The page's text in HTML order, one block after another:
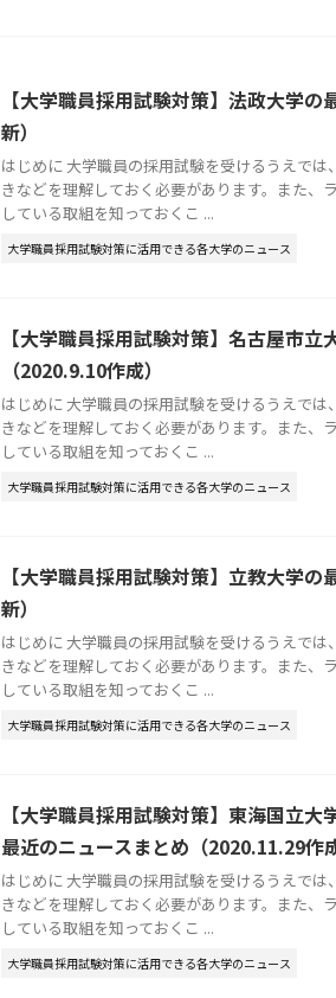
【大学職員採用試験対策】法政大学
新）
はじめに 大学職員の採用試験を受けるうえで
きなどを理解しておく必要があります。また、
している取組を知っておくこ ...
大学職員採用試験対策に活用できる各大学のニュース
【大学職員採用試験対策】名古屋市
（2020.9.10作成）
はじめに 大学職員の採用試験を受けるうえで
きなどを理解しておく必要があります。また、
している取組を知っておくこ ...
大学職員採用試験対策に活用できる各大学のニュース
【大学職員採用試験対策】立教大学
新）
はじめに 大学職員の採用試験を受けるうえで
きなどを理解しておく必要があります。また、
している取組を知っておくこ ...
大学職員採用試験対策に活用できる各大学のニュース
【大学職員採用試験対策】東海国立
最近のニュースまとめ（2020.11.29作成
はじめに 大学職員の採用試験を受けるうえで
きなどを理解しておく必要があります。また、
している取組を知っておくこ ...
大学職員採用試験対策に活用できる各大学のニュース